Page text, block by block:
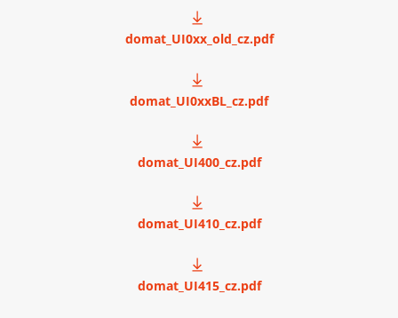
domat_UI0xx_old_cz.pdf
domat_UI0xxBL_cz.pdf
domat_UI400_cz.pdf
domat_UI410_cz.pdf
domat_UI415_cz.pdf